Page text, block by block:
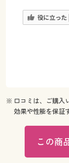
役に立った
※ 口コミは、ご購入
効果や性能を保証
この商